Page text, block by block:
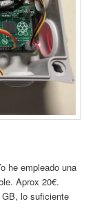
he empleado una
Aprox 20€.
lo suficiente